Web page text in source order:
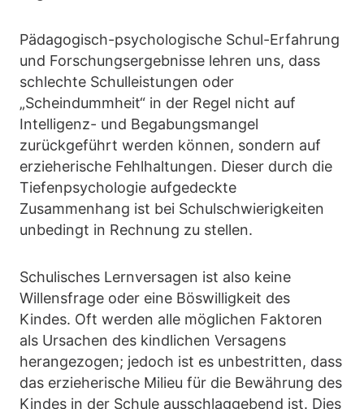
Pädagogisch-psychologische Schul-Erfahrung
und Forschungsergebnisse lehren uns, dass
schlechte Schulleistungen oder
„Scheindummheit“ in der Regel nicht auf
Intelligenz- und Begabungsmangel
zurückgeführt werden können, sondern auf
erzieherische Fehlhaltungen. Dieser durch die
Tiefenpsychologie aufgedeckte
Zusammenhang ist bei Schulschwierigkeiten
unbedingt in Rechnung zu stellen.
Schulisches Lernversagen ist also keine
Willensfrage oder eine Böswilligkeit des
Kindes. Oft werden alle möglichen Faktoren
als Ursachen des kindlichen Versagens
herangezogen; jedoch ist es unbestritten, dass
das erzieherische Milieu für die Bewährung des
Kindes in der Schule ausschlaggebend ist. Dies